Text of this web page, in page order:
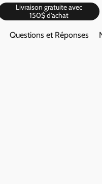
Livraison gratuite avec
150$ d'achat
Questions et Réponses